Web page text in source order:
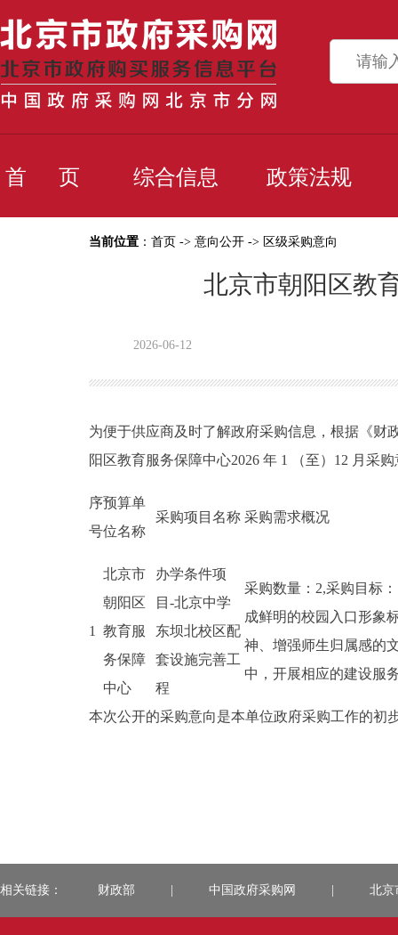
首 页 综合信息 政策法规
当前位置 ： 首页 -> 意向公开 -> 区级采购意向
北京市朝阳区教
2026-06-12
为便于供应商及时了解政府采购信息，根据《财
阳区教育服务保障中心2026 年 1 （至）12 月采
序
号
预算单
位名称
采购项目名称 采购需求概况
1
北京市
朝阳区
教育服
务保障
中心
办学条件项
目-北京中学
东坝北校区配
套设施完善工
程
采购数量：2,采购目标
成鲜明的校园入口形象
神、增强师生归属感的
中，开展相应的建设服
本次公开的采购意向是本单位政府采购工作的初
相关链接： 财政部 中国政府采购网 北京